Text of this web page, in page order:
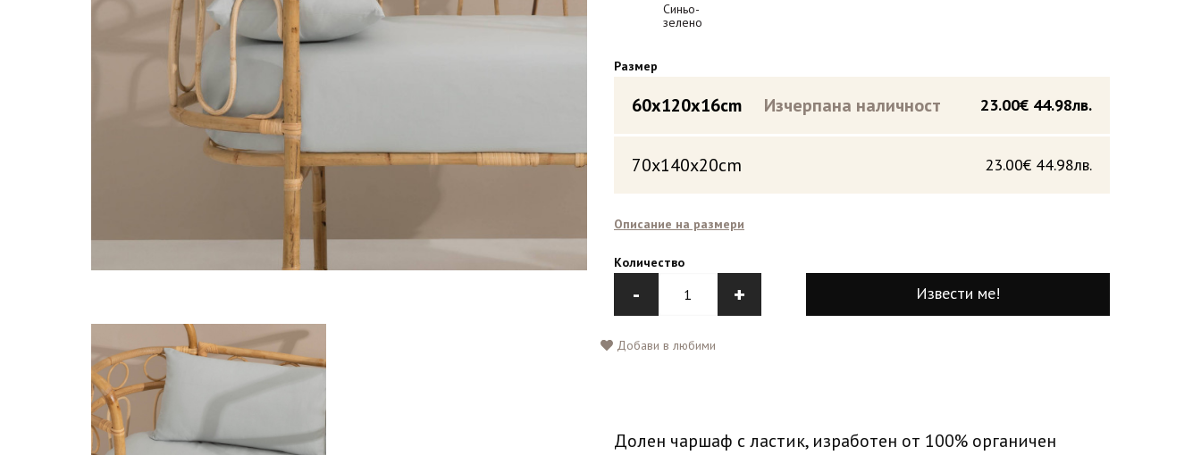
Синьо-
зелено
Размер
60x120x16cm Изчерпана наличност 44.98лв.
23.00€
70x140x20cm 44.98лв.
23.00€
Описание на размери
Количество
- + Извести ме!
Добави в любими
Долен чаршаф с ластик, изработен от 100% органичен